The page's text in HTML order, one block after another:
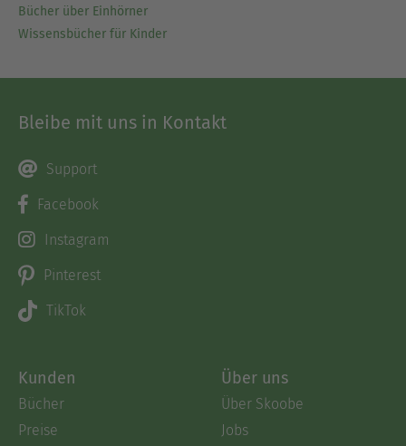
Bücher über Einhörner
Wissensbücher für Kinder
Bleibe mit uns in Kontakt
Support
Facebook
Instagram
Pinterest
TikTok
Kunden
Bücher
Preise
Über uns
Über Skoobe
Jobs